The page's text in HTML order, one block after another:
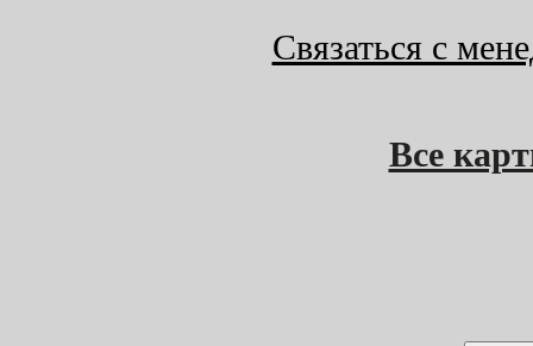
Связаться с
Все